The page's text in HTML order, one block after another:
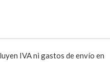
IVA ni gastos de envío en